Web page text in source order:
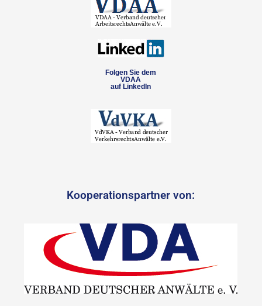
Folgen Sie dem
VDAA
auf LinkedIn
Kooperationspartner von: